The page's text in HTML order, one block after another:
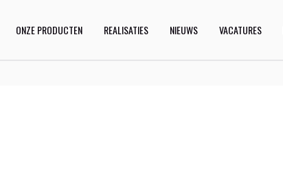
ONZE PRODUCTEN REALISATIES NIEUWS VACATURES